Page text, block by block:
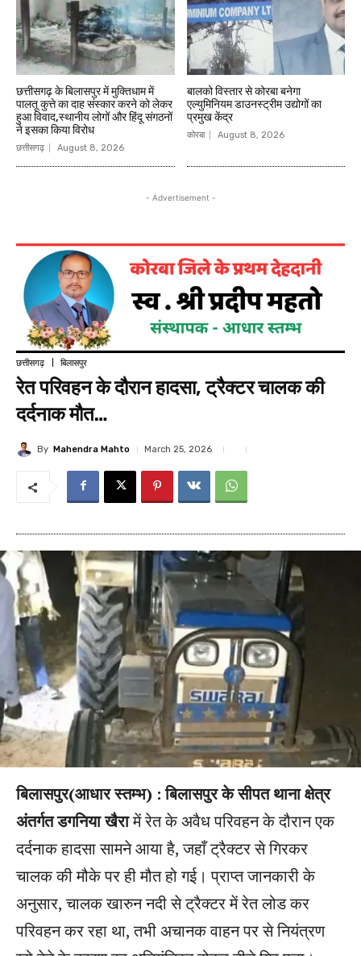
छत्तीसगढ़ के बिलासपुर में मुक्तिधाम में
पालतू कुत्ते का दाह संस्कार करने को लेकर
हुआ विवाद,स्थानीय लोगों और हिंदू संगठनों
ने इसका किया विरोध
छत्तीसगढ़ August 8, 2026
बालको विस्तार से कोरबा बनेगा
एल्युमिनियम डाउनस्ट्रीम उद्योगों का
प्रमुख केंद्र
कोरबा August 8, 2026
- Advertisement -